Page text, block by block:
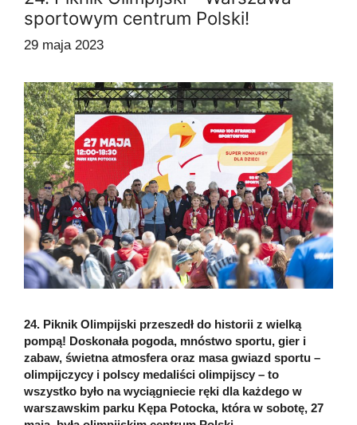
sportowym centrum Polski!
29 maja 2023
24. Piknik Olimpijski przeszedł do historii z wielką
pompą! Doskonała pogoda, mnóstwo sportu, gier i
zabaw, świetna atmosfera oraz masa gwiazd sportu –
olimpijczycy i polscy medaliści olimpijscy – to
wszystko było na wyciągniecie ręki dla każdego w
warszawskim parku Kępa Potocka, która w sobotę, 27